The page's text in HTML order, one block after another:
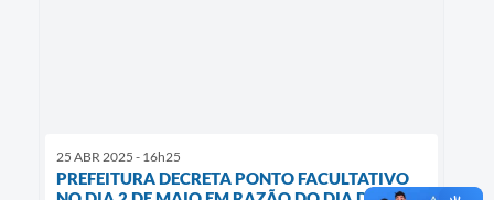
25 ABR 2025 - 16h25
PREFEITURA DECRETA PONTO FACULTATIVO